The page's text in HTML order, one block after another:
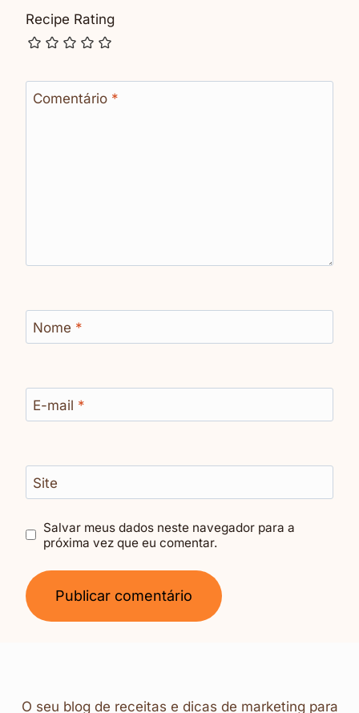
Recipe Rating
Comentário *
Nome *
E-mail *
Site
Salvar meus dados neste navegador para a
próxima vez que eu comentar.
O seu blog de receitas e dicas de marketing para